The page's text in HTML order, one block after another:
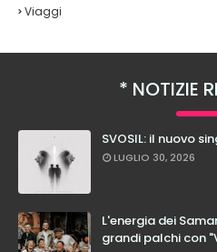
Viaggi
NOTIZIE
SVOSIL: il nuovo
LUGLIO 30, 2026
L'energia dei
grandi palchi con